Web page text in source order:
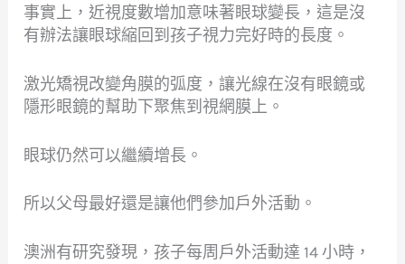
事實上，近視度數增加意味著眼球變長，這是沒
有辦法讓眼球縮回到孩子視力完好時的長度。
激光矯視改變角膜的弧度，讓光線在沒有眼鏡或
隱形眼鏡的幫助下聚焦到視網膜上。
眼球仍然可以繼續增長。
所以父母最好還是讓他們參加戶外活動。
澳洲有研究發現，孩子每周戶外活動達 14 小時，